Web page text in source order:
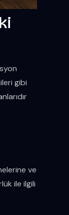
gibi
ve
ile ilgili